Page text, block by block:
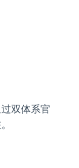
双体系官